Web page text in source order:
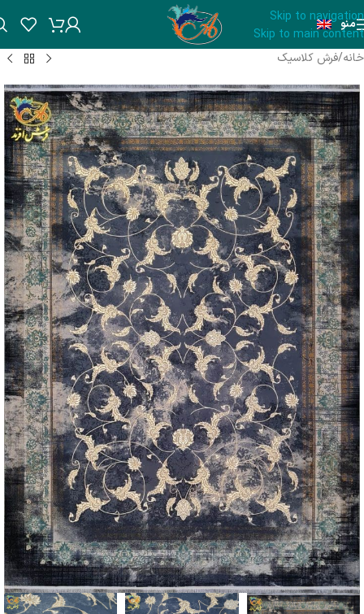
Skip to navigation
Skip to main content
منو
خانه/فرش کلاسیک